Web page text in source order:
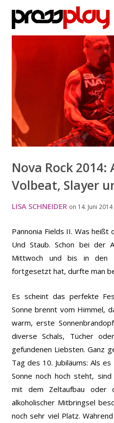
Nova Rock
Volbeat, Slayer
LISA SCHNEIDER on 14. Juni 2014
Pannonia Fields II. Was heißt
Und Staub. Schon bei der
Mittwoch und bis in den
fortgesetzt hat, durfte man
Es scheint das perfekte
Sonne brennt vom Himmel,
warm, erste
diverse Schals, Tücher
gefundenen Liebsten. Ganz
Tag des 10. Jubiläums: Als
Sonne noch hoch steht,
mit dem Zeltaufbau oder
alkoholischer Mitbringsel
noch sehr viel Platz.